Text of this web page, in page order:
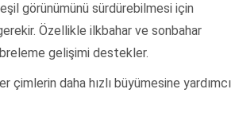
görünümünü sürdürebilmesi için
Özellikle ilkbahar ve sonbahar
gelişimi destekler.
çimlerin daha hızlı büyümesine yardımcı